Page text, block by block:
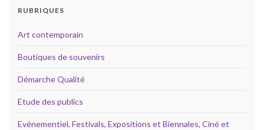
RUBRIQUES
Art contemporain
Boutiques de souvenirs
Démarche Qualité
Etude des publics
Evénementiel, Festivals, Expositions et Biennales, Ciné et